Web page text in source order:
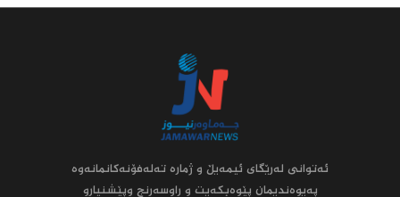
ئه‌توانى له‌رێگاى ئیمه‌یڵ و ژماره‌ ته‌له‌فۆنه‌کانمانه‌وه‌
په‌یوه‌ندیمان پێوه‌بکه‌یت و راوسه‌رنج وپێشنیارو